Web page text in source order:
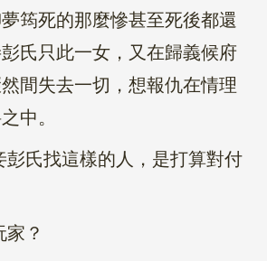
筠死的那麼慘甚至死後都還
氏只此一女，又在歸義候府
間失去一切，想報仇在情理
中。
找這樣的人，是打算對付
？